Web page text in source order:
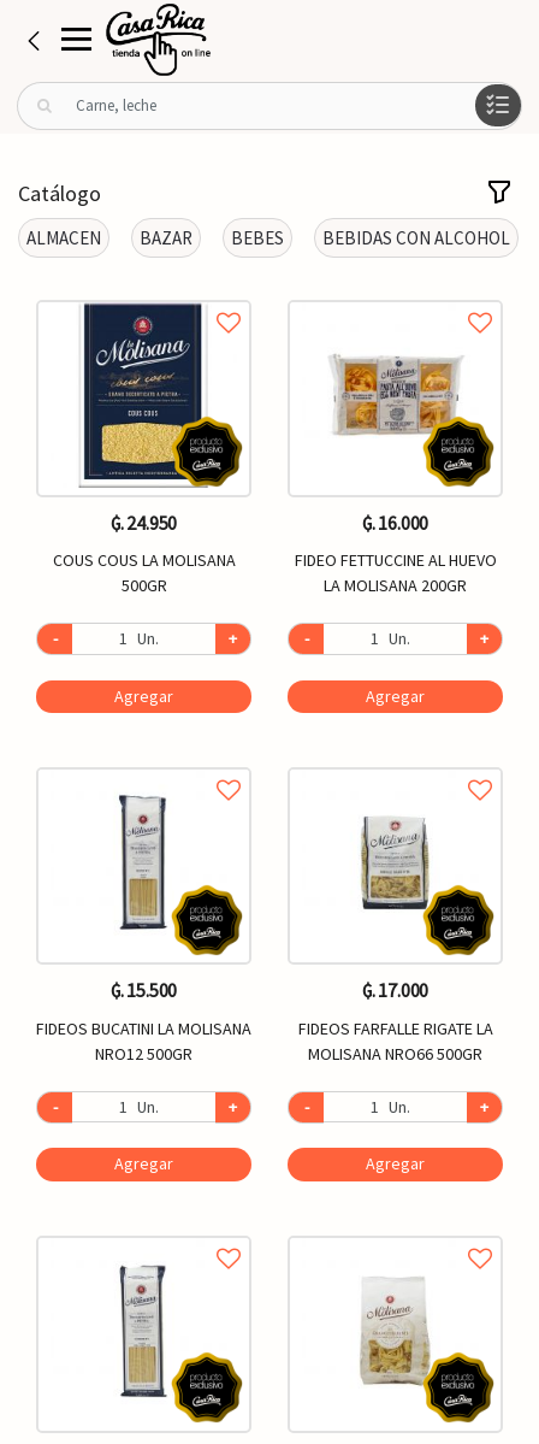
B
u
a
p
Catálogo
ALMACEN BAZAR BEBES BEBIDAS CON ALCOHOL
₲. 24.950
COUS COUS LA MOLISANA
500GR
- Un. +
Agregar
₲. 16.000
FIDEO FETTUCCINE AL HUEVO
LA MOLISANA 200GR
- Un. +
Agregar
₲. 15.500
FIDEOS BUCATINI LA MOLISANA
NRO12 500GR
- Un. +
Agregar
₲. 17.000
FIDEOS FARFALLE RIGATE LA
MOLISANA NRO66 500GR
- Un. +
Agregar